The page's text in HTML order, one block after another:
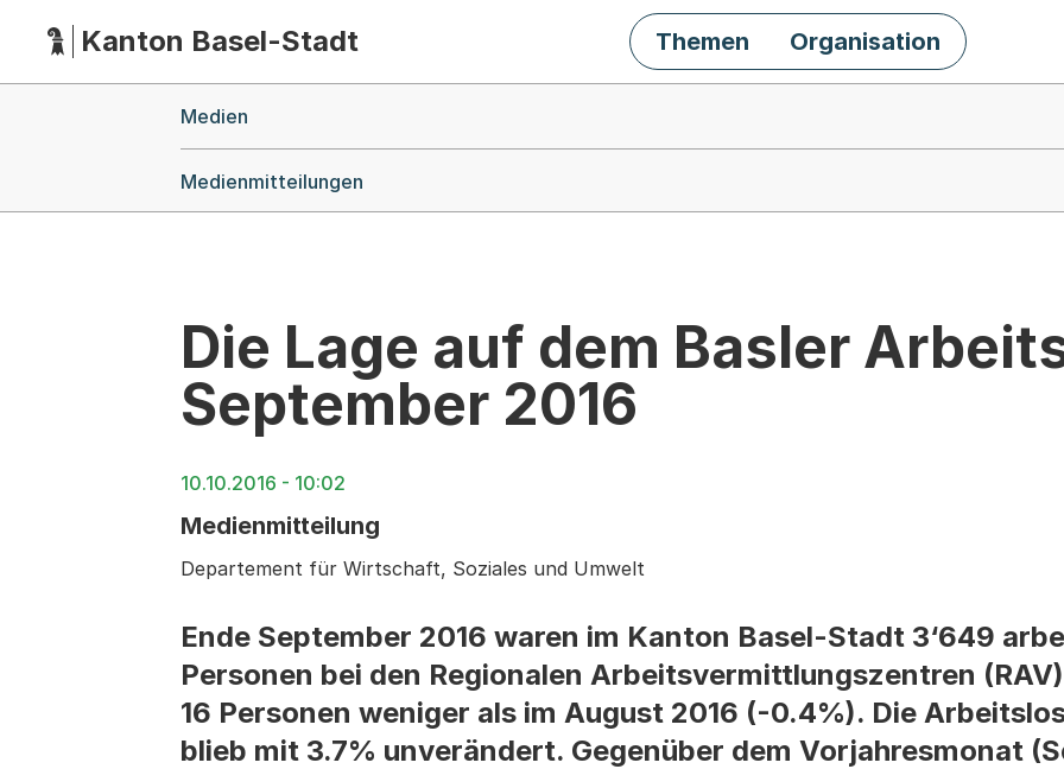
HauptnavigationKanton Basel-Stadt Themen Organisation
Medien
Medienmitteilungen
Die Lage auf dem Basler
September 2016
10.10.2016 - 10:02
Medienmitteilung
Departement für Wirtschaft, Soziales und Umwelt
Ende September 2016 waren im Kanton Basel-Stadt 3‘649
Personen bei den Regionalen Arbeitsvermittlungszentren
16 Personen weniger als im August 2016 (-0.4%). Die
blieb mit 3.7% unverändert. Gegenüber dem Vorjahresmonat